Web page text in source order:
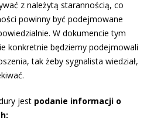
z należytą starannością, co
powinny być podejmowane
W dokumencie tym
konkretnie będziemy podejmowali
tak żeby sygnalista wiedział,
jest podanie informacji o